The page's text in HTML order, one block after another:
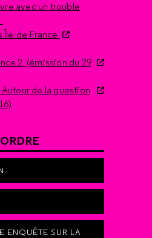
avec un trouble
Île-de-France
2 (émission du 29
Autour de la question
ENQUÊTE SUR LA